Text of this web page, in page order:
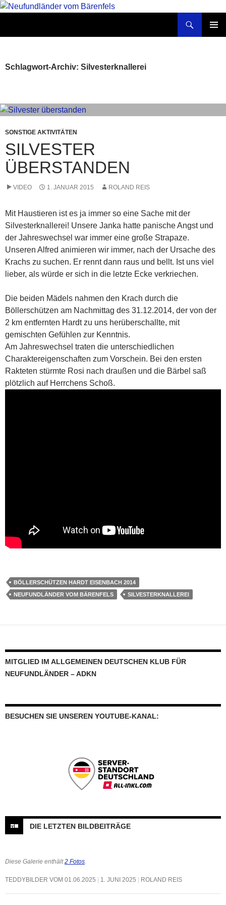
Zum
Schlagwort-Archiv: Silvesterknallerei
SONSTIGE AKTIVITÄTEN
SILVESTER
ÜBERSTANDEN
VIDEO 1. JANUAR 2015 ROLAND REIS
Mit Haustieren ist es ja immer so eine Sache mit der
Silvesterknallerei! Unsere Janka hatte panische Angst und
der Jahreswechsel war immer eine große Strapaze.
Unseren Alfred animieren wir immer, nach der Ursache des
Krachs zu suchen. Er rennt dann raus und bellt. Ist uns viel
lieber, als würde er sich in die letzte Ecke verkriechen.
Die beiden Mädels nahmen den Krach durch die
Böllerschützen am Nachmittag des 31.12.2014, der von der
2 km entfernten Hardt zu uns herüberschallte, mit
gemischten Gefühlen zur Kenntnis.
Am Jahreswechsel traten die unterschiedlichen
Charaktereigenschaften zum Vorschein. Bei den ersten
Rakteten stürmte Rosi nach draußen und die Bärbel saß
plötzlich auf Herrchens Schoß.
BÖLLERSCHÜTZEN HARDT EISENBACH 2014
NEUFUNDLÄNDER VOM BÄRENFELS
SILVESTERKNALLEREI
MITGLIED IM ALLGEMEINEN DEUTSCHEN KLUB FÜR
NEUFUNDLÄNDER – ADKN
BESUCHEN SIE UNSEREN YOUTUBE-KANAL:
DIE LETZTEN BILDBEITRÄGE
Diese Galerie enthält2 Fotos
TEDDYBILDER VOM 01.06.2025 1. JUNI 2025 ROLAND REIS